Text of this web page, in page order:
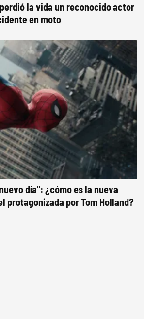
la vida un reconocido actor
en moto
día": ¿cómo es la nueva
protagonizada por Tom Holland?